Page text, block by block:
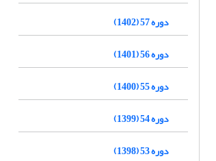
دوره 57 (1402)
دوره 56 (1401)
دوره 55 (1400)
دوره 54 (1399)
دوره 53 (1398)